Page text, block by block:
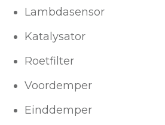
Lambdasensor
Katalysator
Roetfilter
Voordemper
Einddemper